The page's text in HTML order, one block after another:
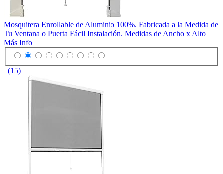
Mosquitera Enrollable de Aluminio 100%. Fabricada a la Medida de
Tu Ventana o Puerta Fácil Instalación. Medidas de Ancho x Alto
Más Info
(15)